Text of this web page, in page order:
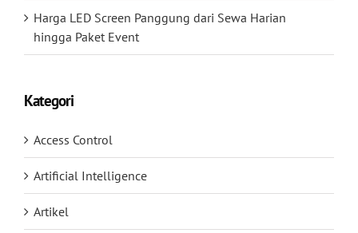
Harga LED Screen Panggung dari Sewa Harian
hingga Paket Event
Kategori
Access Control
Artificial Intelligence
Artikel